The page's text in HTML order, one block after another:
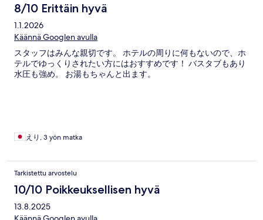
8/10 Erittäin hyvä
1.1.2026
Käännä Googlen avulla
スタッフはみんな親切です。 ホテルの周りに何もないので、ホ
テルでゆっくりされたい方にはおすすめです！ バスタブもあり
水圧も強め。 お湯もちゃんと出ます。
えり, 3 yön matka
Tarkistettu arvostelu
10/10 Poikkeuksellisen hyvä
13.8.2025